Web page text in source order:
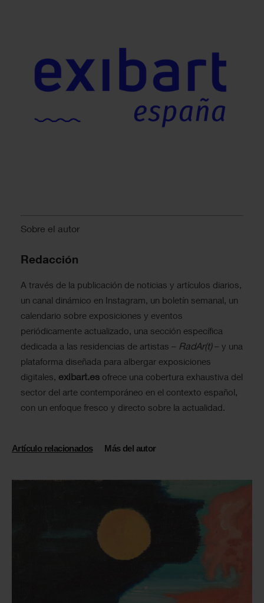
Sobre el autor
Redacción
A través de la publicación de noticias y artículos diarios,
un canal dinámico en Instagram, un boletín semanal, un
calendario sobre exposiciones y eventos
periódicamente actualizado, una sección específica
dedicada a las residencias de artistas – RadAr(t)– y una
plataforma diseñada para albergar exposiciones
digitales, exibart.es ofrece una cobertura exhaustiva del
sector del arte contemporáneo en el contexto español,
con un enfoque fresco y directo sobre la actualidad.
Artículo relacionados Más del autor